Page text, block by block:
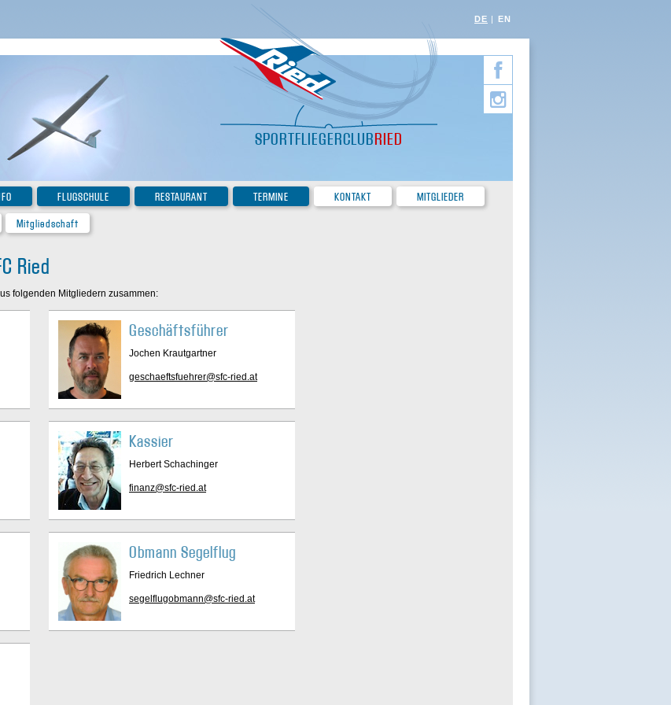
SPORTFLIEGERCLUBRIED
DE EN
FLUGSCHULE RESTAURANT TERMINE KONTAKT
MITGLIEDER
Mitgliedschaft
Ried
folgenden Mitgliedern zusammen:
Geschäftsführer
Jochen Krautgartner
geschaeftsfuehrer@sfc-ried.at
Kassier
Herbert Schachinger
finanz@sfc-ried.at
Obmann Segelflug
Friedrich Lechner
segelflugobmann@sfc-ried.at